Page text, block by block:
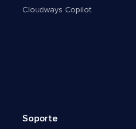
Cloudways Copilot
Soporte